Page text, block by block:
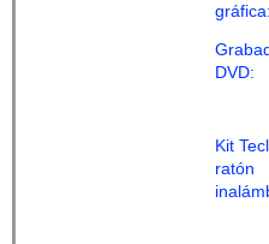
gráfica:
DVD:
Kit
ratón